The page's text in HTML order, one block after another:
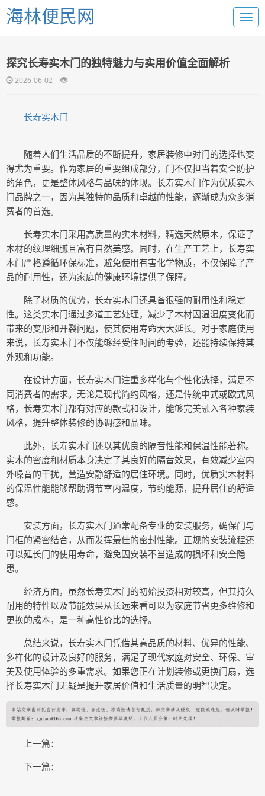
海林便民网
探究长寿实木门的独特魅力与实用价值全面解析
2026-06-02
长寿实木门
随着人们生活品质的不断提升，家居装修中对门的选择也变
得尤为重要。作为家居的重要组成部分，门不仅担当着安全防护
的角色，更是整体风格与品味的体现。长寿实木门作为优质实木
门品牌之一，因为其独特的品质和卓越的性能，逐渐成为众多消
费者的首选。
长寿实木门采用高质量的实木材料，精选天然原木，保证了
木材的纹理细腻且富有自然美感。同时，在生产工艺上，长寿实
木门严格遵循环保标准，避免使用有害化学物质，不仅保障了产
品的耐用性，还为家庭的健康环境提供了保障。
除了材质的优势，长寿实木门还具备很强的耐用性和稳定
性。这类实木门通过多道工艺处理，减少了木材因温湿度变化而
带来的变形和开裂问题，使其使用寿命大大延长。对于家庭使用
来说，长寿实木门不仅能够经受住时间的考验，还能持续保持其
外观和功能。
在设计方面，长寿实木门注重多样化与个性化选择，满足不
同消费者的需求。无论是现代简约风格，还是传统中式或欧式风
格，长寿实木门都有对应的款式和设计，能够完美融入各种家装
风格，提升整体装修的协调感和品味。
此外，长寿实木门还以其优良的隔音性能和保温性能著称。
实木的密度和材质本身决定了其良好的隔音效果，有效减少室内
外噪音的干扰，营造安静舒适的居住环境。同时，优质实木材料
的保温性能能够帮助调节室内温度，节约能源，提升居住的舒适
感。
安装方面，长寿实木门通常配备专业的安装服务，确保门与
门框的紧密结合，从而发挥最佳的密封性能。正规的安装流程还
可以延长门的使用寿命，避免因安装不当造成的损坏和安全隐
患。
经济方面，虽然长寿实木门的初始投资相对较高，但其持久
耐用的特性以及节能效果从长远来看可以为家庭节省更多维修和
更换的成本，是一种高性价比的选择。
总结来说，长寿实木门凭借其高品质的材料、优异的性能、
多样化的设计及良好的服务，满足了现代家庭对安全、环保、审
美及使用体验的多重需求。如果您正在计划装修或更换门扇，选
择长寿实木门无疑是提升家居价值和生活质量的明智决定。
上一篇：
下一篇：